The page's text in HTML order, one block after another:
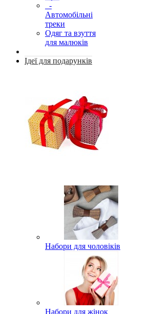
-
Автомобільні
треки
Одяг та взуття
для малюків
Ідеї для подарунків
Набори для чоловіків
Набори для жінок